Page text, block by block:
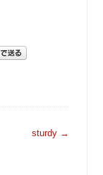
sturdy →